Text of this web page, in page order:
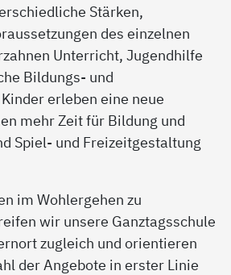
Stärken,
des einzelnen
Unterricht, Jugendhilfe
Bildungs- und
erleben eine neue
mehr Zeit für Bildung und
Spiel- und Freizeitgestaltung
im Wohlergehen zu
wir unsere Ganztagsschule
zugleich und orientieren
der Angebote in erster Linie